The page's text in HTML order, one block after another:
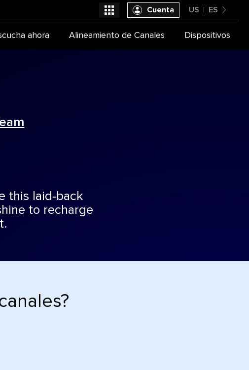
this laid-back
to recharge
United States
US ES
Cuenta
ahora Alineamiento de Canales Dispositivos